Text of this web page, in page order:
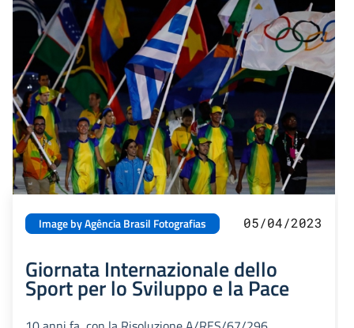
Image by Agência Brasil Fotografias 05/04/2023
Giornata Internazionale dello
Sport per lo Sviluppo e la Pace